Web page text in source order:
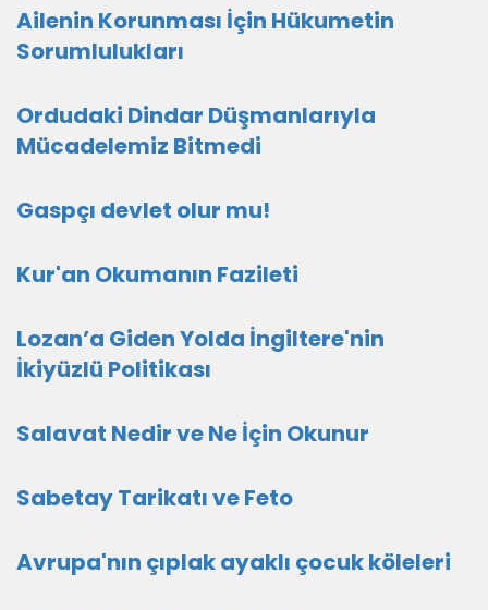
Ailenin Korunması İçin Hükumetin
Sorumlulukları
Ordudaki Dindar Düşmanlarıyla
Mücadelemiz Bitmedi
Gaspçı devlet olur mu!
Kur'an Okumanın Fazileti
Lozan’a Giden Yolda İngiltere'nin
İkiyüzlü Politikası
Salavat Nedir ve Ne İçin Okunur
Sabetay Tarikatı ve Feto
Avrupa'nın çıplak ayaklı çocuk köleleri